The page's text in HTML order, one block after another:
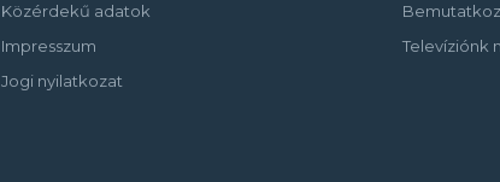
Közérdekű adatok
Impresszum
Jogi nyilatkozat
Televíziónk